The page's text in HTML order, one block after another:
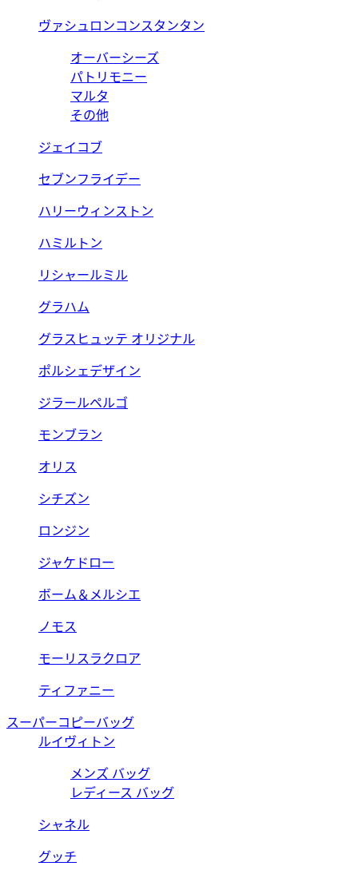
ヴァシュロンコンスタンタン
オーバーシーズ
パトリモニー
マルタ
その他
ジェイコブ
セブンフライデー
ハリーウィンストン
ハミルトン
リシャールミル
グラハム
グラスヒュッテ オリジナル
ポルシェデザイン
ジラールペルゴ
モンブラン
オリス
シチズン
ロンジン
ジャケドロー
ボーム＆メルシエ
ノモス
モーリスラクロア
ティファニー
スーパーコピーバッグ
ルイヴィトン
メンズ バッグ
レディース バッグ
シャネル
グッチ